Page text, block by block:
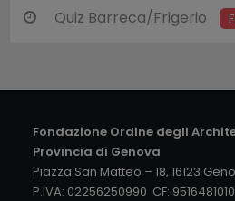
Quiz Barreca/Frigerio
Fondazione Ordine degli
Provincia di Genova
Piazza San Matteo – 18, 16123
P.IVA: 02256250990 CF: